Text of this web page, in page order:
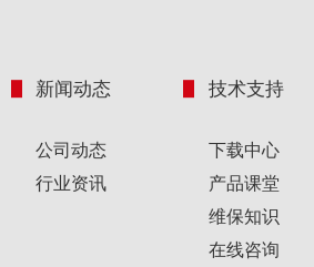
新闻动态
公司动态
行业资讯
技术支持
下载中心
产品课堂
维保知识
在线咨询